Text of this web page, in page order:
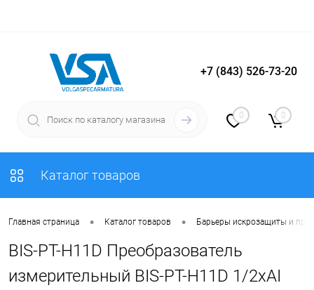
Вход Регистрация
+7 (843) 526-73-20
0 0
Каталог товаров
Главная страница • Каталог товаров • Барьеры искрозащиты и
BIS-PT-H11D Преобразователь
измерительный BIS-PT-H11D 1/2хAI